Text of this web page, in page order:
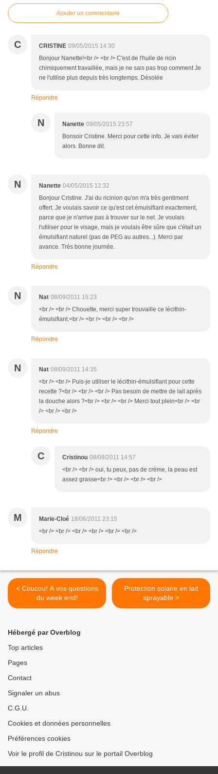
Ajouter un commentaire
C CRISTINE 09/05/2015 14:30
Bonjour Nanette!<br /> <br /> C'est de l'huile de ricin
chimiquement travaillée, mais je ne sais pas trop comment Je
ne l'utilise plus depuis très longtemps. Désolée
Répondre
N Nanette 09/05/2015 23:57
Bonsoir Cristine. Merci pour cette info. Je vais éviter
alors. Bonne dit.
N Nanette 04/05/2015 12:32
Bonjour Cristine. J'ai du ricinion qu'on m'a très gentiment
offert. Je voulais savoir ce qu'est cet émulsifiant exactement,
parce que je n'arrive pas à trouver sur le net. Je voulais
l'utiliser pour le visage, mais je voulais être sûre que c'était un
émulsifiant naturel (pas de PEG au autres...). Merci par
avance. Très bonne journée.
Répondre
N Nat 08/09/2011 15:23
<br /> <br /> Chouette, merci super trouvaille ce lécithin-
émulsifiant.<br /> <br /> <br /> <br />
Répondre
N Nat 08/09/2011 14:35
<br /> <br /> Puis-je utiliser le lécithin-émulsifiant pour cette
recette ?<br /> <br /> <br /> Pas besoin de mettre de lait après
la douche alors ?<br /> <br /> <br /> Merci tout plein<br /> <br
/> <br /> <br />
Répondre
C Cristinou 08/09/2011 14:57
<br /> <br /> oui, tu peux, pas de crème, la peau est
assez grasse<br /> <br /> <br /> <br />
M Marie-Cloé 18/06/2011 23:15
<br /> <br /> <br /> <br /> <br /> <br />
Répondre
< Coucou! A vos questions
du week end!
Protection solaire en lait
sprayable >
Hébergé par Overblog
Top articles
Pages
Contact
Signaler un abus
C.G.U.
Cookies et données personnelles
Préférences cookies
Voir le profil de Cristinou sur le portail Overblog